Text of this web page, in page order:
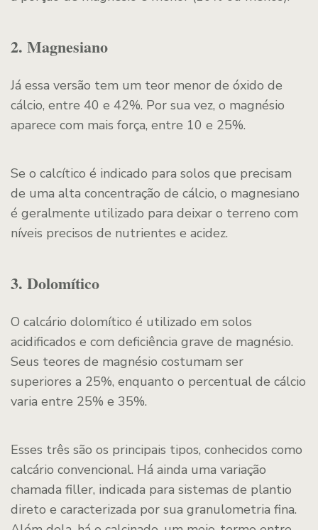
2. Magnesiano
Já essa versão tem um teor menor de óxido de
cálcio, entre 40 e 42%. Por sua vez, o magnésio
aparece com mais força, entre 10 e 25%.
Se o calcítico é indicado para solos que precisam
de uma alta concentração de cálcio, o magnesiano
é geralmente utilizado para deixar o terreno com
níveis precisos de nutrientes e acidez.
3. Dolomítico
O calcário dolomítico é utilizado em solos
acidificados e com deficiência grave de magnésio.
Seus teores de magnésio costumam ser
superiores a 25%, enquanto o percentual de cálcio
varia entre 25% e 35%.
Esses três são os principais tipos, conhecidos como
calcário convencional. Há ainda uma variação
chamada filler, indicada para sistemas de plantio
direto e caracterizada por sua granulometria fina.